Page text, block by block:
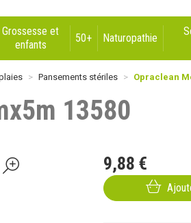
Grossesse et
enfants
50+ Naturopathie
Pansements stériles Opraclean
13580
9,88 €